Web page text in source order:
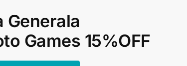
Generala
Games 15%OFF